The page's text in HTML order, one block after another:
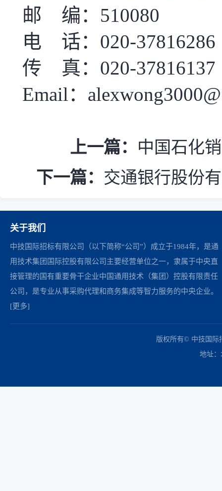
邮 编： 510080
电 话： 020-37816286
传 真： 020-37816137
Email：
上一篇： 中国石化
下一篇： 交通银行股份
关于我们
中技国际招标有限公司（以下简称“公司”）成立于1984年，是通
用技术集团国际控股有限公司主要经营单位之一，隶属于中央直
接管理的国有重要骨干企业中国通用技术（集团）控股有限责任
公司，是专业从事采购代理和商务集成等智力服务的中央企业。
[更多]
版权所有© 中技国际
地址：